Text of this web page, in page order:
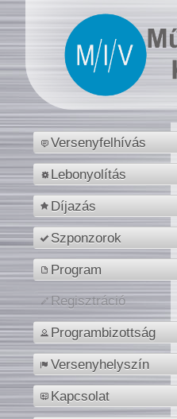
Versenyfelhívás
Lebonyolítás
Díjazás
Szponzorok
Program
Regisztráció
Programbizottság
Versenyhelyszín
Kapcsolat